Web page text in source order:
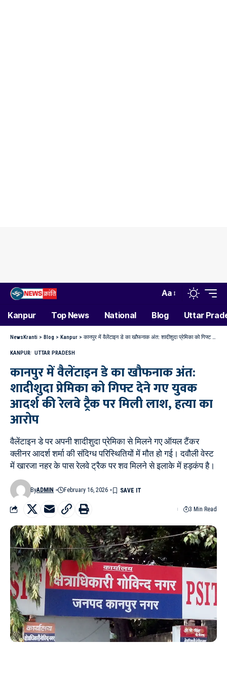
Aa
Kanpur Top News National Blog Uttar
NewsKranti > Blog > Kanpur > कानपुर में वैलेंटाइन डे का खौफनाक अंत: शादीशुदा प्रेमिका को गिफ्ट देने गए युवक आदर्श की रेलवे ट्रैक पर मिली लाश, हत्या का आरोप
KANPUR UTTAR PRADESH
कानपुर में वैलेंटाइन डे का खौफनाक अंत:
शादीशुदा प्रेमिका को गिफ्ट देने गए युवक
आदर्श की रेलवे ट्रैक पर मिली लाश, हत्या का
आरोप
वैलेंटाइन डे पर अपनी शादीशुदा प्रेमिका से मिलने गए ऑयल टैंकर
क्लीनर आदर्श शर्मा की संदिग्ध परिस्थितियों में मौत हो गई। दवौली वेस्ट
में खारजा नहर के पास रेलवे ट्रैक पर शव मिलने से इलाके में हड़कंप है।
ByADMIN February 16, 2026
3 Min Read